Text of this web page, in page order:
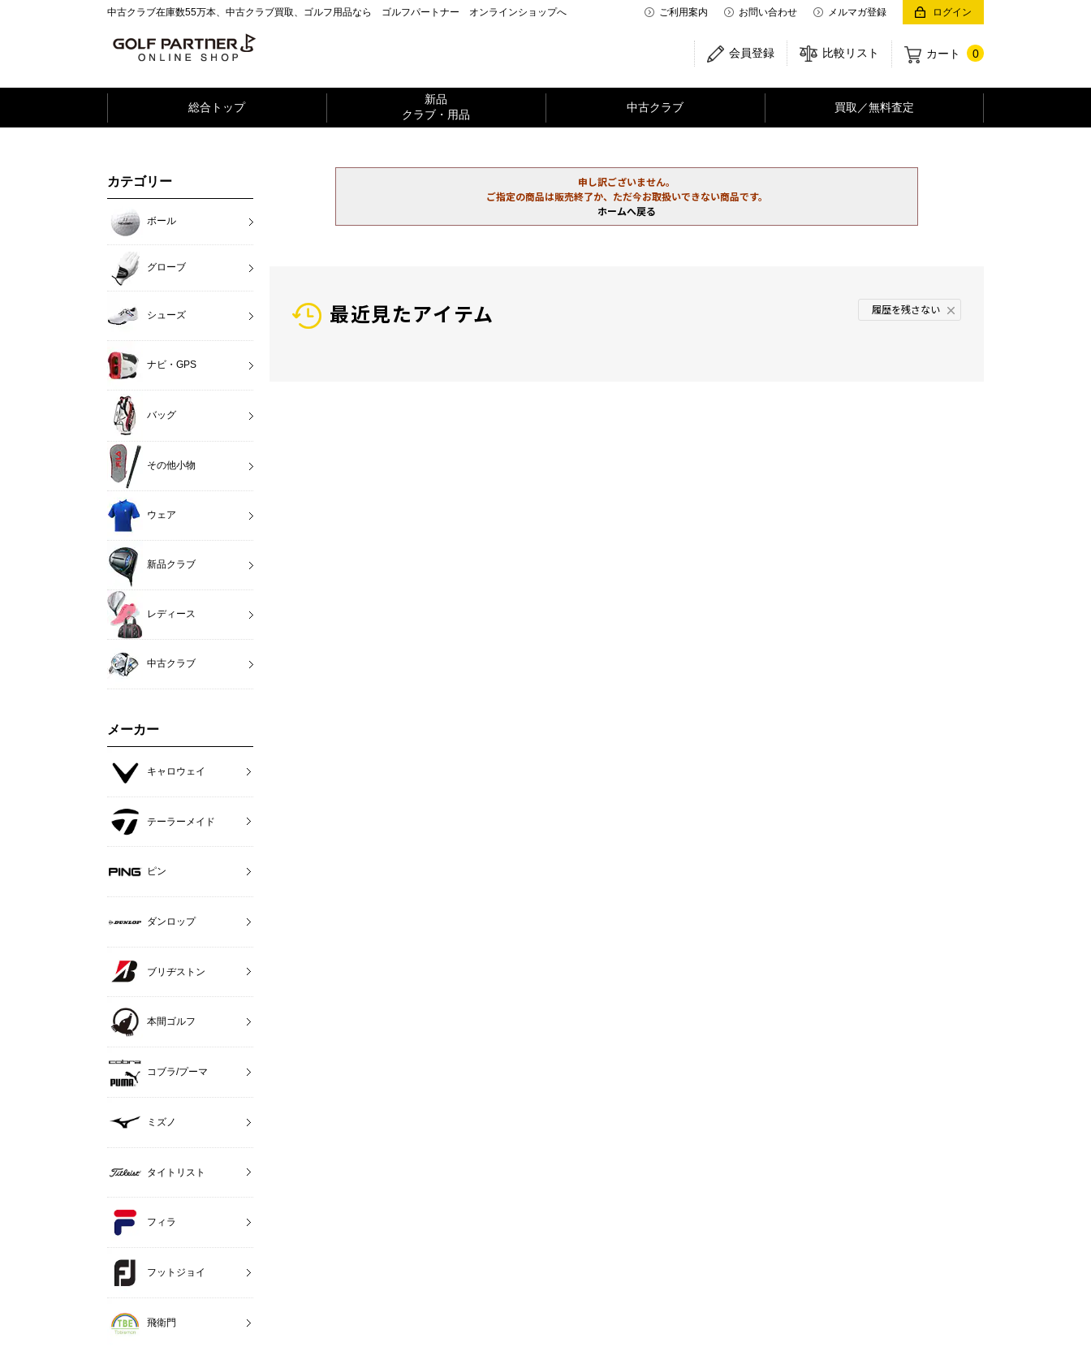
中古クラブ在庫数55万本、中古クラブ買取、ゴルフ用品なら ゴルフパートナー オンラインショップへ ご利用案内 お問い合わせ メルマガ登録 ログイン
カート 0
比較リスト
会員登録
総合トップ
新品
クラブ・用品
中古クラブ 買取／無料査定
申し訳ございません。
ご指定の商品は販売終了か、ただ今お取扱いできない商品です。
ホームへ戻る
最近見たアイテム 履歴を残さない
カテゴリー
ボール
グローブ
シューズ
ナビ・GPS
バッグ
その他小物
ウェア
新品クラブ
レディース
中古クラブ
メーカー
キャロウェイ
テーラーメイド
ピン
ダンロップ
ブリヂストン
本間ゴルフ
コブラ/プーマ
ミズノ
タイトリスト
フィラ
フットジョイ
飛衛門